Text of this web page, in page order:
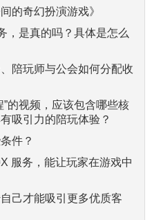
的奇幻扮演游戏》
，是真的吗？具体是怎么
陪玩师与公会如何分配收
的视频，应该包含哪些核
吸引力的陪玩体验？
件？
服务，能让玩家在游戏中
己才能吸引更多优质客